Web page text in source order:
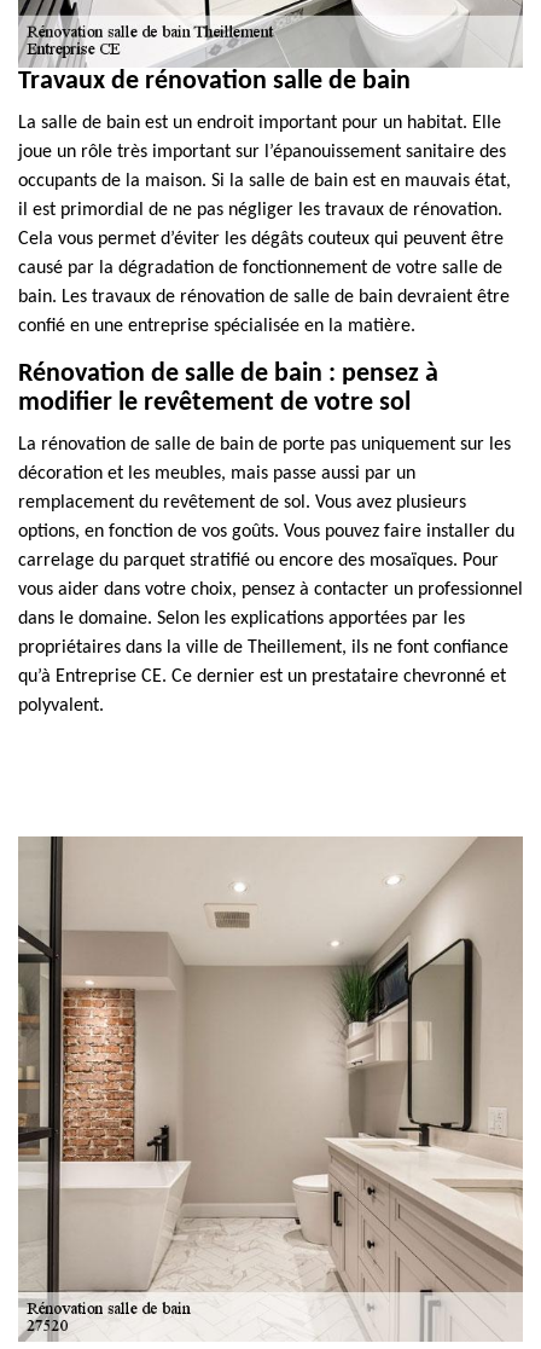
Travaux de rénovation salle de bain
La salle de bain est un endroit important pour un habitat. Elle
joue un rôle très important sur l’épanouissement sanitaire des
occupants de la maison. Si la salle de bain est en mauvais état,
il est primordial de ne pas négliger les travaux de rénovation.
Cela vous permet d’éviter les dégâts couteux qui peuvent être
causé par la dégradation de fonctionnement de votre salle de
bain. Les travaux de rénovation de salle de bain devraient être
confié en une entreprise spécialisée en la matière.
Rénovation de salle de bain : pensez à
modifier le revêtement de votre sol
La rénovation de salle de bain de porte pas uniquement sur les
décoration et les meubles, mais passe aussi par un
remplacement du revêtement de sol. Vous avez plusieurs
options, en fonction de vos goûts. Vous pouvez faire installer du
carrelage du parquet stratifié ou encore des mosaïques. Pour
vous aider dans votre choix, pensez à contacter un professionnel
dans le domaine. Selon les explications apportées par les
propriétaires dans la ville de Theillement, ils ne font confiance
qu’à Entreprise CE. Ce dernier est un prestataire chevronné et
polyvalent.